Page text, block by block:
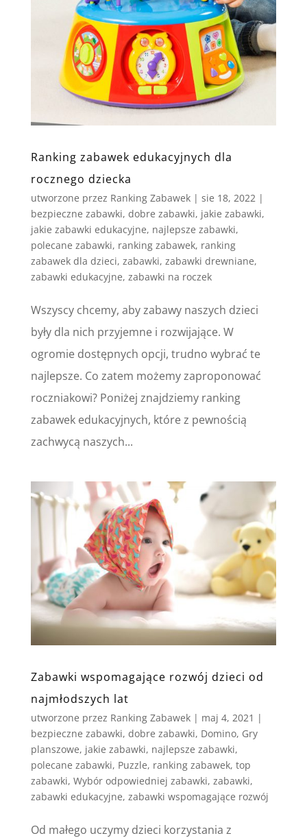
Ranking zabawek edukacyjnych dla
rocznego dziecka
utworzone przez Ranking Zabawek| sie 18, 2022 |
bezpieczne zabawki, dobre zabawki, jakie zabawki,
jakie zabawki edukacyjne, najlepsze zabawki,
polecane zabawki, ranking zabawek, ranking
zabawek dla dzieci, zabawki, zabawki drewniane,
zabawki edukacyjne, zabawki na roczek
Wszyscy chcemy, aby zabawy naszych dzieci
były dla nich przyjemne i rozwijające. W
ogromie dostępnych opcji, trudno wybrać te
najlepsze. Co zatem możemy zaproponować
roczniakowi? Poniżej znajdziemy ranking
zabawek edukacyjnych, które z pewnością
zachwycą naszych...
Zabawki wspomagające rozwój dzieci od
najmłodszych lat
utworzone przez Ranking Zabawek| maj 4, 2021 |
bezpieczne zabawki, dobre zabawki, Domino, Gry
planszowe, jakie zabawki, najlepsze zabawki,
polecane zabawki, Puzzle, ranking zabawek, top
zabawki, Wybór odpowiedniej zabawki, zabawki,
zabawki edukacyjne, zabawki wspomagające rozwój
Od małego uczymy dzieci korzystania z